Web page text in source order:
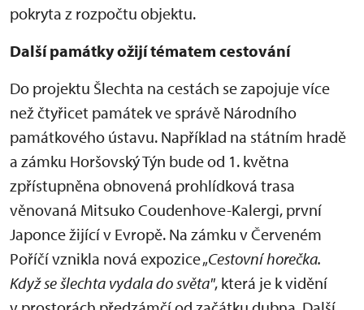
pokryta z rozpočtu objektu.
Další památky ožijí tématem cestování
Do projektu Šlechta na cestách se zapojuje více
než čtyřicet památek ve správě Národního
památkového ústavu. Například na státním hradě
a zámku Horšovský Týn bude od 1. května
zpřístupněna obnovená prohlídková trasa
věnovaná Mitsuko Coudenhove-Kalergi, první
Japonce žijící v Evropě. Na zámku v Červeném
Poříčí vznikla nová expozice „Cestovní horečka.
Když se šlechta vydala do světa", která je k vidění